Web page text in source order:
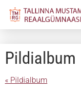
Pildialbum
« Pildialbum